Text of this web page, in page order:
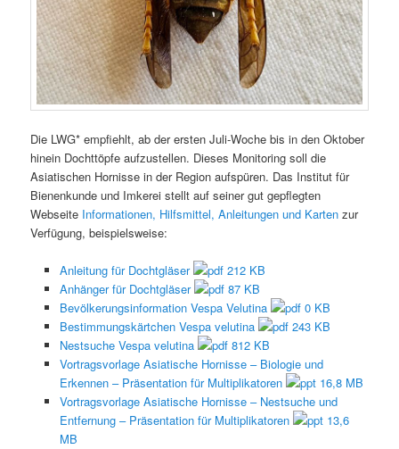
Die LWG* empfiehlt, ab der ersten Juli-Woche bis in den Oktober
hinein Dochttöpfe aufzustellen. Dieses Monitoring soll die
Asiatischen Hornisse in der Region aufspüren. Das Institut für
Bienenkunde und Imkerei stellt auf seiner gut gepflegten
Webseite Informationen, Hilfsmittel, Anleitungen und Karten zur
Verfügung, beispielsweise:
Anleitung für Dochtgläser
212 KB
Anhänger für Dochtgläser
87 KB
Bevölkerungsinformation Vespa Velutina
0 KB
Bestimmungskärtchen Vespa velutina
243 KB
Nestsuche Vespa velutina
812 KB
Vortragsvorlage Asiatische Hornisse – Biologie und
Erkennen – Präsentation für Multiplikatoren
16,8 MB
Vortragsvorlage Asiatische Hornisse – Nestsuche und
Entfernung – Präsentation für Multiplikatoren
13,6
MB